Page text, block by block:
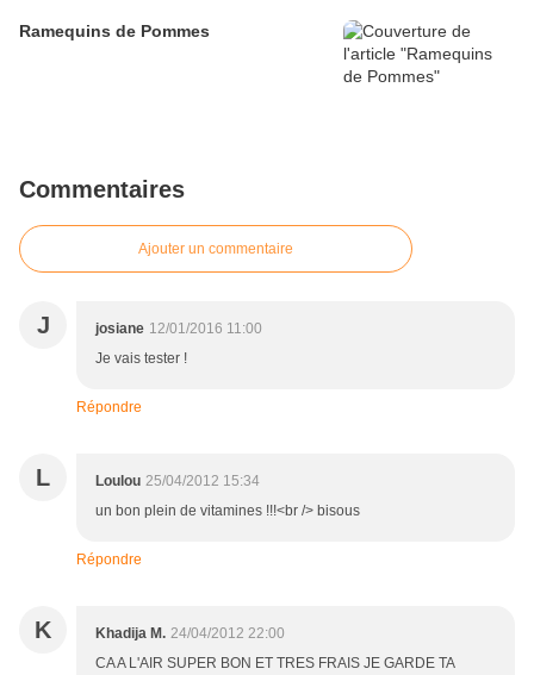
Ramequins de Pommes
Commentaires
Ajouter un commentaire
J josiane 12/01/2016 11:00
Je vais tester !
Répondre
L Loulou 25/04/2012 15:34
un bon plein de vitamines !!!<br /> bisous
Répondre
K Khadija M. 24/04/2012 22:00
CA A L'AIR SUPER BON ET TRES FRAIS JE GARDE TA